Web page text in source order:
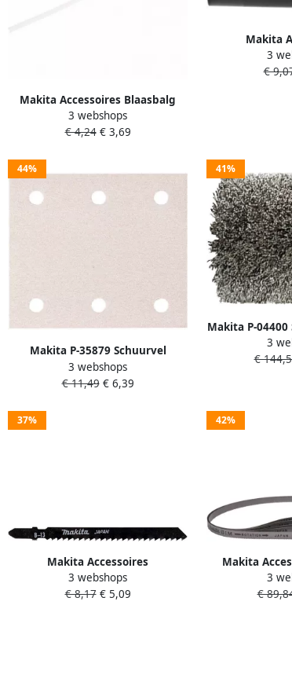
Makita Accessoires Blaasbalg
765009-6
3 webshops
€ 4,24€ 3,69
Makita
3
€
44%
Makita P-35879 Schuurvel
114x102 K240 White Velcro |
Mtools
3 webshops
€ 11,49€ 6,39
41%
Makita P-
3
€
37%
Makita Accessoires
Decoupeerzaagblad B13 T111C |
5 stuks A-85656
3 webshops
€ 8,17€ 5,09
42%
Makita
zaagband 835
4 mm
3
€